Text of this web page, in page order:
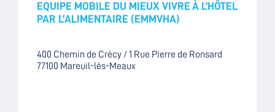
EQUIPE MOBILE DU MIEUX VIVRE À L’HÔTEL
PAR L’ALIMENTAIRE (EMMVHA)
400 Chemin de Crécy / 1 Rue Pierre de Ronsard
77100 Mareuil-lès-Meaux